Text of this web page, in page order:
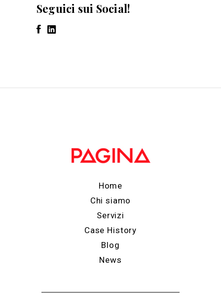
Seguici sui Social!
Home
Chi siamo
Servizi
Case History
Blog
News